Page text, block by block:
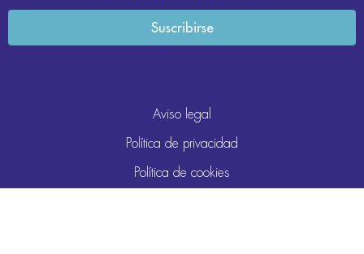
Aviso legal
Política de privacidad
Política de cookies